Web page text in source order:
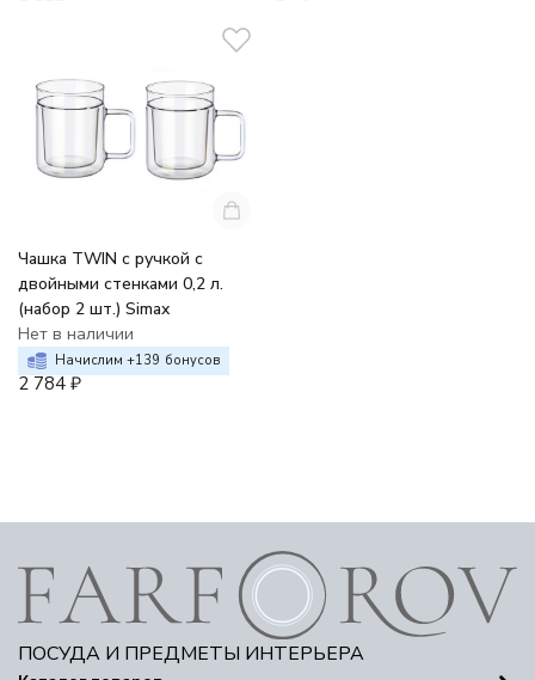
Чашка TWIN с ручкой с
двойными стенками 0,2 л.
(набор 2 шт.) Simax
Нет в наличии
Начислим +139 бонусов
2 784 ₽
ПОСУДА И ПРЕДМЕТЫ ИНТЕРЬЕРА